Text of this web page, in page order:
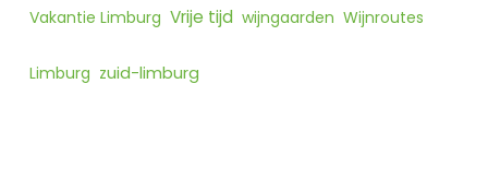
Vakantie Limburg Vrije tijd wijngaarden Wijnroutes
Limburg zuid-limburg